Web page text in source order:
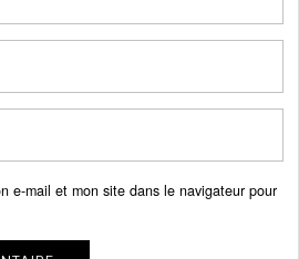
e-mail et mon site dans le navigateur pour